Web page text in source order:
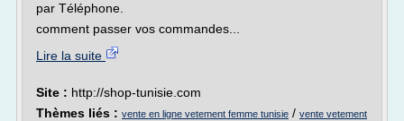
par Téléphone.
comment passer vos commandes...
Lire la suite
Site : http://shop-tunisie.com
Thèmes liés : vente en ligne vetement femme tunisie / vente vetement